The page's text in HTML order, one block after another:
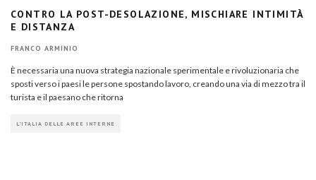
CONTRO LA POST-DESOLAZIONE, MISCHIARE INTIMITÀ
E DISTANZA
FRANCO ARMINIO
È necessaria una nuova strategia nazionale sperimentale e rivoluzionaria che
sposti verso i paesi le persone spostando lavoro, creando una via di mezzo tra il
turista e il paesano che ritorna
L'ITALIA DELLE AREE INTERNE